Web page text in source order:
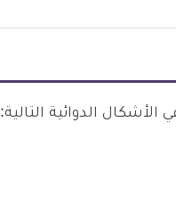
الدوائية التالية: